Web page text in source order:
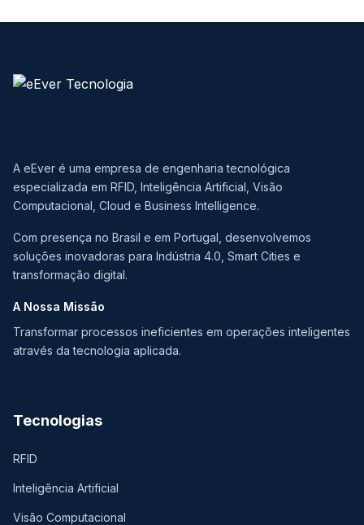
A eEver é uma empresa de engenharia tecnológica
especializada em RFID, Inteligência Artificial, Visão
Computacional, Cloud e Business Intelligence.
Com presença no Brasil e em Portugal, desenvolvemos
soluções inovadoras para Indústria 4.0, Smart Cities e
transformação digital.
A Nossa Missão
Transformar processos ineficientes em operações inteligentes
através da tecnologia aplicada.
Tecnologias
RFID
Inteligência Artificial
Visão Computacional